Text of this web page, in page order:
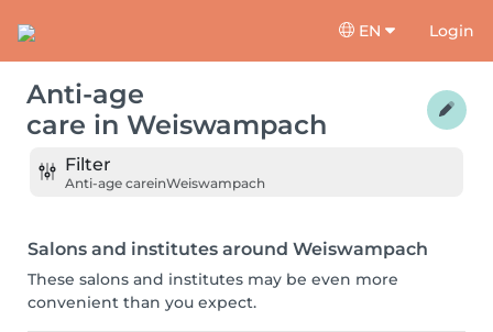
EN Login
Anti-age
care in Weiswampach
Filter
Anti-age careinWeiswampach
Salons and institutes around Weiswampach
These salons and institutes may be even more
convenient than you expect.